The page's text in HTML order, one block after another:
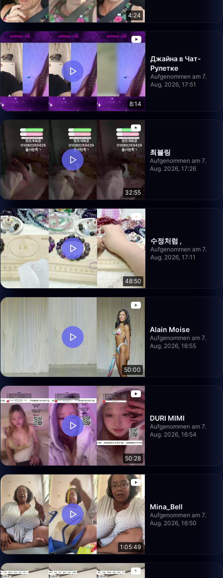
4:24
8:14
Джайна в Чат-
Рулетке
Aufgenommen am 7.
Aug. 2026, 17:51
32:55
최블링
Aufgenommen am 7.
Aug. 2026, 17:26
48:50
수정처럼 ,
Aufgenommen am 7.
Aug. 2026, 17:11
50:00
Alain Moise
Aufgenommen am 7.
Aug. 2026, 16:55
50:28
DURI MIMI
Aufgenommen am 7.
Aug. 2026, 16:54
1:05:49
Mina_Bell
Aufgenommen am 7.
Aug. 2026, 16:50